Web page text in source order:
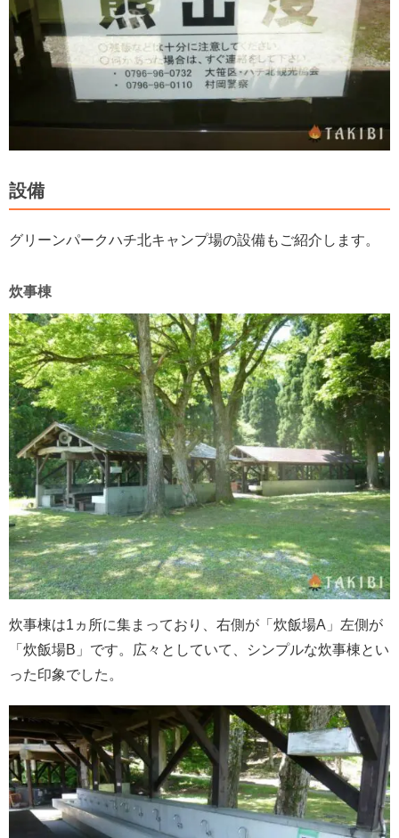
設備
グリーンパークハチ北キャンプ場の設備もご紹介します。
炊事棟
炊事棟は1ヵ所に集まっており、右側が「炊飯場A」左側が
「炊飯場B」です。広々としていて、シンプルな炊事棟とい
った印象でした。